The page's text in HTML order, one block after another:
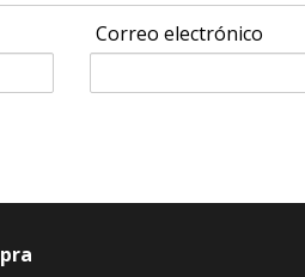
Correo electrónico